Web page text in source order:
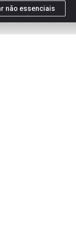
não essenciais